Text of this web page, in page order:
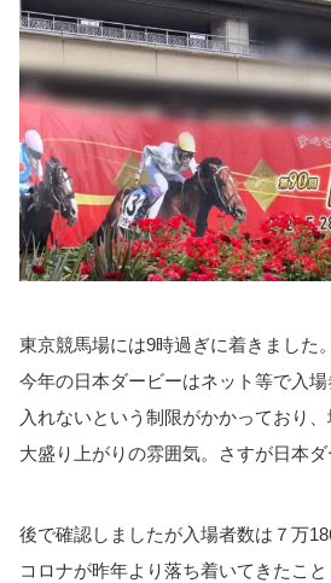
東京競馬場には9時過ぎに着きました。
今年の日本ダービーはネット等で入
入れないという制限がかかっており
大盛り上がりの雰囲気。さすが日本ダ
後で確認しましたが入場者数は７万
コロナが昨年より落ち着いてきたこ